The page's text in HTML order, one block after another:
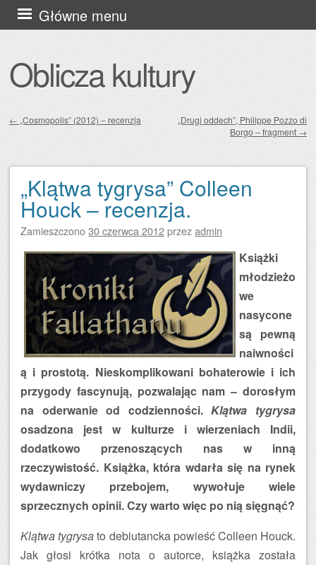
Oblicza kultury
Główne menu
Przejdź
do
← „Cosmopolis” (2012) – recenzja
„Drugi oddech”, Philippe Pozzo di
Borgo – fragment →
„Klątwa tygrysa” Colleen
Houck – recenzja.
Zamieszczono30 czerwca 2012przezadmin
Książki
młodzieżo
we
nasycone
są pewną
naiwności
ą i prostotą. Nieskomplikowani bohaterowie i ich
przygody fascynują, pozwalając nam – dorosłym
na oderwanie od codzienności.Klątwa tygrysa
osadzona jest w kulturze i wierzeniach Indii,
dodatkowo przenoszących nas w inną
rzeczywistość. Książka, która wdarła się na rynek
wydawniczy przebojem, wywołuje wiele
sprzecznych opinii. Czy warto więc po nią sięgnąć?
Klątwa tygrysato debiutancka powieść Colleen Houck.
Jak głosi krótka nota o autorce, książka została